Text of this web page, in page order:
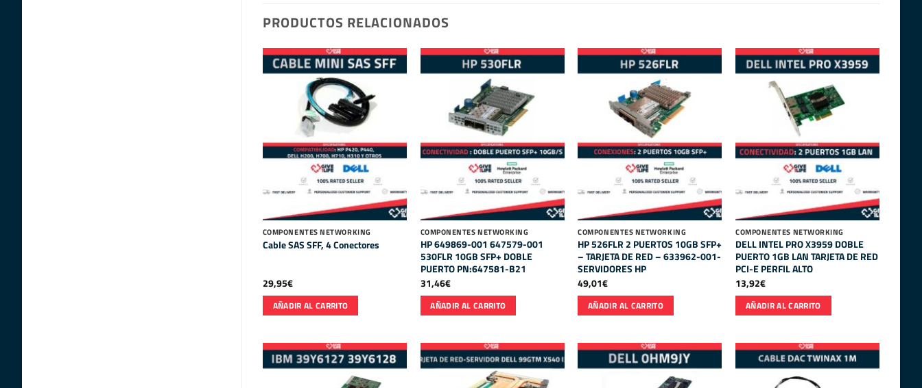
PRODUCTOS RELACIONADOS
COMPONENTES NETWORKING
Cable SAS SFF, 4 Conectores
29,95€
AÑADIR AL CARRITO
COMPONENTES NETWORKING
HP 649869-001 647579-001
530FLR 10GB SFP+ DOBLE
PUERTO PN:647581-B21
31,46€
AÑADIR AL CARRITO
COMPONENTES NETWORKING
HP 526FLR 2 PUERTOS 10GB SFP+
– TARJETA DE RED – 633962-001-
SERVIDORES HP
49,01€
AÑADIR AL CARRITO
COMPONENTES NETWORKING
DELL INTEL PRO X3959 DOBLE
PUERTO 1GB LAN TARJETA DE RED
PCI-E PERFIL ALTO
13,92€
AÑADIR AL CARRITO